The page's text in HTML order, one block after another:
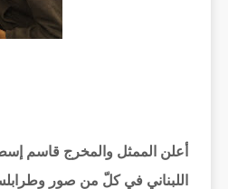
أعلن الممثل والمخرج قاسم
اللبناني في كلّ من صور